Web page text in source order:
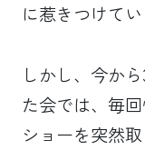
に惹きつけてい
しかし、今か
た会では、毎
ショーを突然